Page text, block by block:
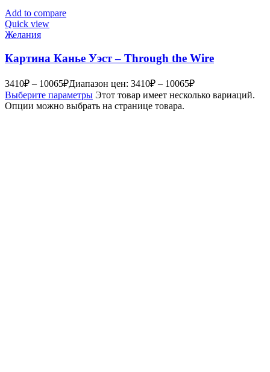
Add to compare
Quick view
Желания
Картина Канье Уэст – Through the Wire
3410₽ – 10065₽Диапазон цен: 3410₽ – 10065₽
Выберите параметры Этот товар имеет несколько вариаций.
Опции можно выбрать на странице товара.